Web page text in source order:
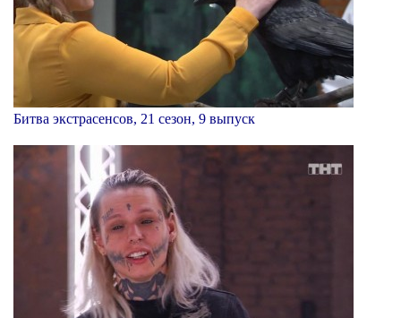
Битва экстрасенсов, 21 сезон, 9 выпуск